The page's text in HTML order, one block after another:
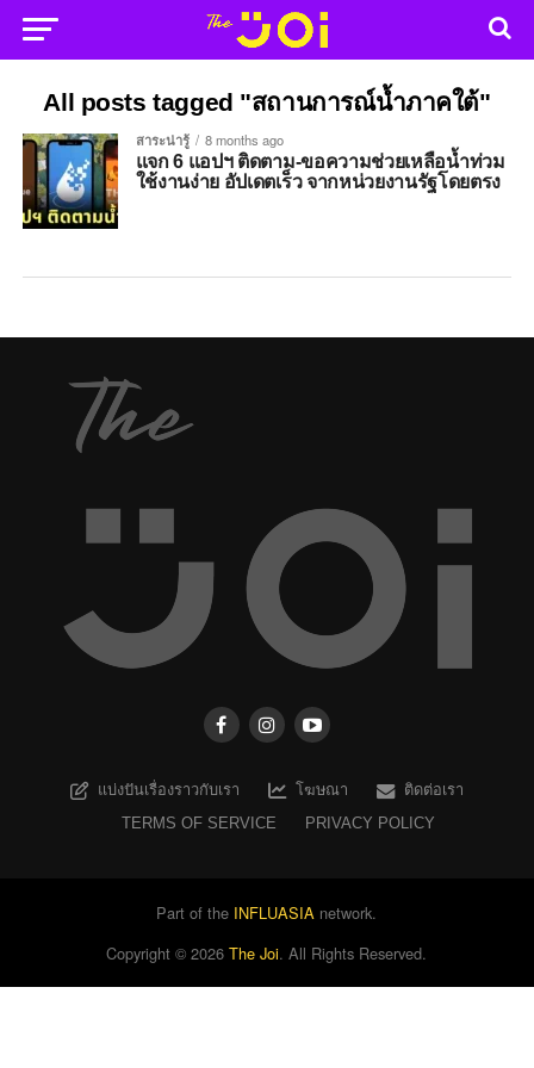
All posts tagged "สถานการณ์น้ำภาคใต้"
สาระน่ารู้ 8 months ago
แจก 6 แอปฯ ติดตาม-ขอความช่วยเหลือน้ำท่วม
ใช้งานง่าย อัปเดตเร็ว จากหน่วยงานรัฐโดยตรง
แบ่งปันเรื่องราวกับเรา โฆษณา
ติดต่อเรา
TERMS OF SERVICE
PRIVACY POLICY
Part of the INFLUASIA network.
Copyright ©2026 The Joi. All Rights Reserved.